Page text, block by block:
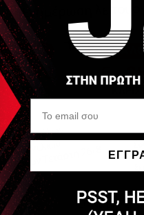
των μυών
Να μην